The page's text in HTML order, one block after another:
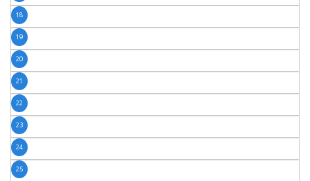
18
19
20
21
22
23
24
25